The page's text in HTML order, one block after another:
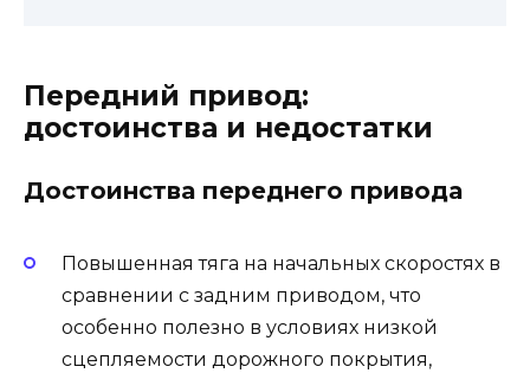
Передний привод:
достоинства и недостатки
Достоинства переднего привода
Повышенная тяга на начальных скоростях в
сравнении с задним приводом, что
особенно полезно в условиях низкой
сцепляемости дорожного покрытия,